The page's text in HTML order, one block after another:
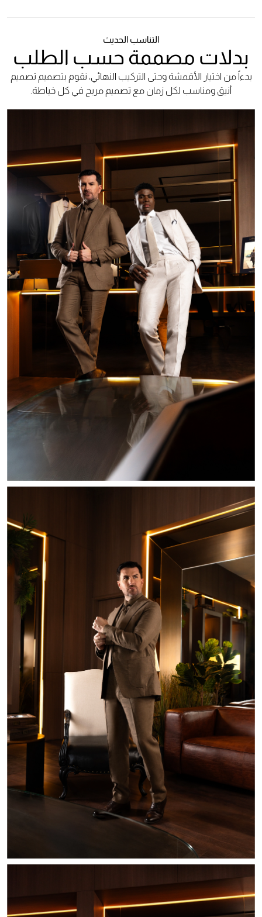
التناسب الحديث
بدلات مصممة حسب الطلب
بدءاً من اختيار الأقمشة وحتى التركيب النهائي، نقوم بتصميم تصميم
أنيق ومناسب لكل زمان مع تصميم مريح في كل خياطة.